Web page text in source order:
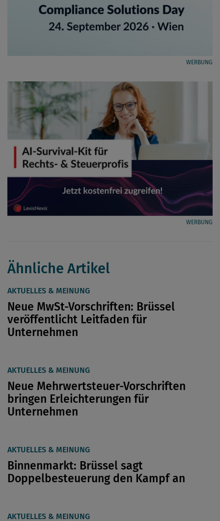
WERBUNG
WERBUNG
Ähnliche Artikel
AKTUELLES & MEINUNG
Neue MwSt-Vorschriften: Brüssel
veröffentlicht Leitfaden für
Unternehmen
AKTUELLES & MEINUNG
Neue Mehrwertsteuer-Vorschriften
bringen Erleichterungen für
Unternehmen
AKTUELLES & MEINUNG
Binnenmarkt: Brüssel sagt
Doppelbesteuerung den Kampf an
AKTUELLES & MEINUNG